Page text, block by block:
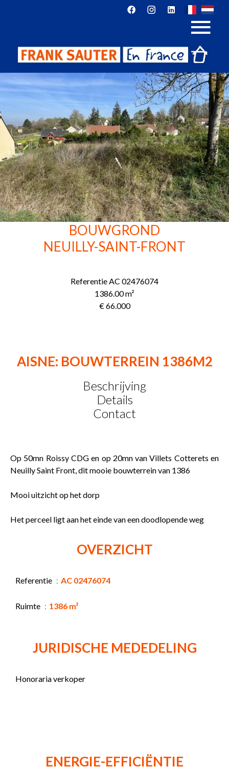
BOUWGROND
NEUILLY-SAINT-FRONT
ReferentieAC 02476074
1386.00m²
€ 66.000
AISNE: BOUWTERREIN 1386M2
Beschrijving
Details
Contact
Op 50mn Roissy CDG en op 20mn van Villets Cotterets en
Neuilly Saint Front, dit mooie bouwterrein van 1386
Mooi uitzicht op het dorp
Het perceel ligt aan het einde van een doodlopende weg
OVERZICHT
Referentie AC 02476074
Ruimte 1386 m²
JURIDISCHE MEDEDELING
Honoraria verkoper
ENERGIE-EFFICIËNTIE